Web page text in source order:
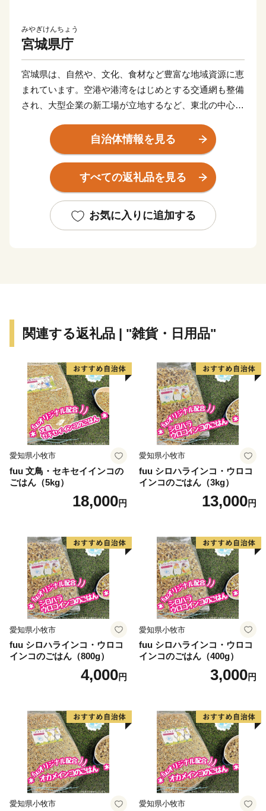
みやぎけんちょう
宮城県庁
宮城県は、自然や、文化、食材など豊富な地域資源に恵
まれています。空港や港湾をはじめとする交通網も整備
され、大型企業の新工場が立地するなど、東北の中心と
東日本大震災により甚大な被害を受けましたが、再生と
さらなる発展につながる「創造的な復興」に向けた取り
組みを推進し、県民の皆さんと力を合わせ、魅力ある宮
城を築いてまいります。
自治体情報を見る
すべての返礼品を見る
お気に入りに追加する
関連する返礼品 | "雑貨・日用品"
愛知県小牧市
fuu 文鳥・セキセイインコの
ごはん（5kg）
18,000円
愛知県小牧市
fuu シロハラインコ・ウロコ
インコのごはん（3kg）
13,000円
愛知県小牧市
fuu シロハラインコ・ウロコ
インコのごはん（800g）
4,000円
愛知県小牧市
fuu シロハラインコ・ウロコ
インコのごはん（400g）
3,000円
愛知県小牧市 愛知県小牧市